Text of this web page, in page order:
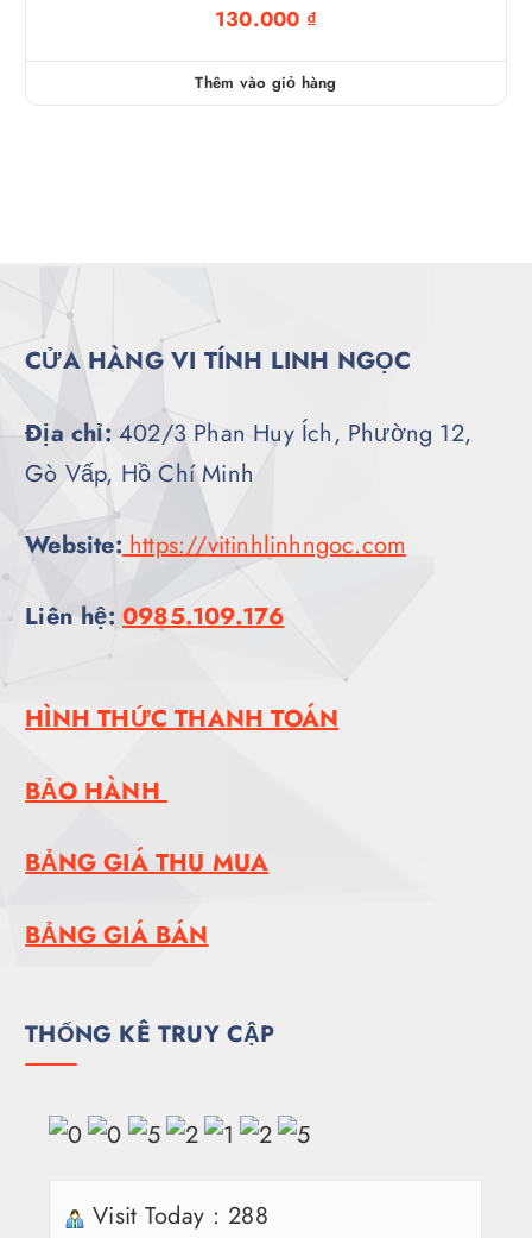
130.000 ₫
Thêm vào giỏ hàng
CỬA HÀNG VI TÍNH LINH NGỌC
Địa chỉ: 402/3 Phan Huy Ích, Phường 12,
Gò Vấp, Hồ Chí Minh
Website:https://vitinhlinhngoc.com
Liên hệ: 0985.109.176
HÌNH THỨC THANH TOÁN
BẢO HÀNH
BẢNG GIÁ THU MUA
BẢNG GIÁ BÁN
THỐNG KÊ TRUY CẬP
Visit Today : 288